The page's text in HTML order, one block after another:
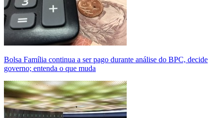
Bolsa Família continua a ser pago durante análise do BPC, decide
governo; entenda o que muda